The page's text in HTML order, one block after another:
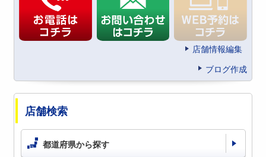
店舗情報編集
ブログ作成
店舗検索
都道府県から探す